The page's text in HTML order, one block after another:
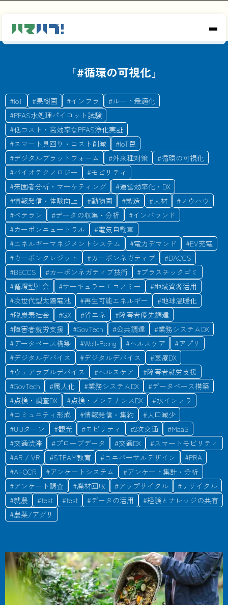
「#循環の可視化」
#IoT #果樹園 #インフラ #ルート最適化
#PFAS水処理パイロット試験
#低コスト・高効率なPFAS浄化実証
#スマート見回り・コスト削減 #IoT罠
#デジタルプラットフォーム #外来種対策 #循環の可視化
#バイオテクノロジー #モビリティ
#来園者分析・マーケティング #運営効率化・DX
#情報発信・体験向上 #動物園 #製造 #人材 #ノウハウ
#ベテラン #データの収集・分析 #インバウンド
#カーボンニュートラル #電気自動車
#エネルギーマネジメントシステム #電力デマンド #EV充電
#カーボンクレジット #カーボンネガティブ #DACCS
#BECCS #カーボンネガティブ技術 #プラスチックゴミ
#循環型社会 #サーキュラーエコノミー #地域資源活用
#次世代型太陽電池 #再生可能エネルギー #地球温暖化
#脱炭素社会 #GX #省エネ #障害者優先調達
#障害者就労支援 #GovTech #公共調達 #業務システムDX
#データベース構築 #Well-Being #ヘルスケア #アプリ
#デジタルデバイス #デジタルデバイス #医療DX
#ウェアラブルデバイス #ヘルスケア #障害者就労支援
#GovTech #属人化 #業務システムDX #データベース構築
#点検・調査DX #点検・メンテナンスDX #水インフラ
#コミュニティ形成 #情報発信・集約 #人口減少
#UIJターン #観光 #モビリティ #2次交通 #MaaS
#交通渋滞 #プローブデータ #交通DX #スマートモビリティ
#AR / VR #STEAM教育 #ユニバーサルデザイン #PRA
#AI-OCR #アンケートシステム #アンケート集計・分析
#アンケート調査 #廃材回収 #アップサイクル # リサイクル
#就農 #test #test #データの活用 #経験とナレッジの共有
#農業/アグリ